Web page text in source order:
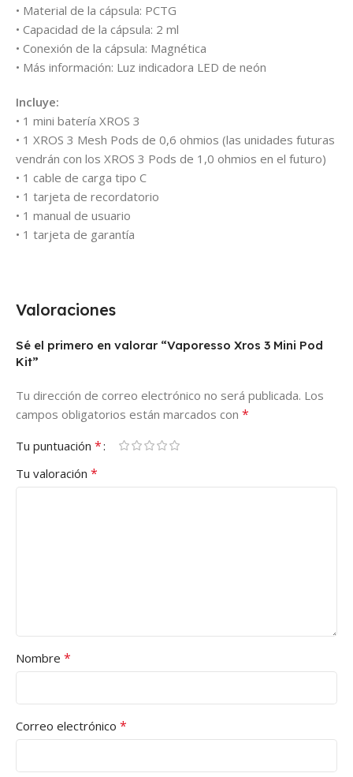
• Material de la cápsula: PCTG
• Capacidad de la cápsula: 2 ml
• Conexión de la cápsula: Magnética
• Más información: Luz indicadora LED de neón
Incluye:
• 1 mini batería XROS 3
• 1 XROS 3 Mesh Pods de 0,6 ohmios (las unidades futuras
vendrán con los XROS 3 Pods de 1,0 ohmios en el futuro)
• 1 cable de carga tipo C
• 1 tarjeta de recordatorio
• 1 manual de usuario
• 1 tarjeta de garantía
Valoraciones
Sé el primero en valorar “Vaporesso Xros 3 Mini Pod
Kit”
Tu dirección de correo electrónico no será publicada. Los
campos obligatorios están marcados con *
Tu puntuación *
Tu valoración *
Nombre *
Correo electrónico *